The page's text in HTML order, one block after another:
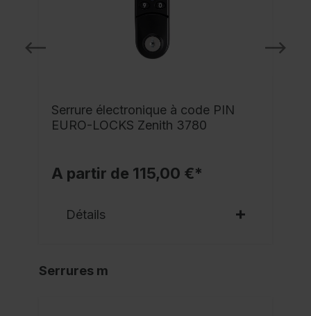
Serrure électronique à code PIN
EURO-LOCKS Zenith 3780
A partir de 115,00 €*
Détails
Serrures m